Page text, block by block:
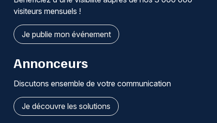
visiteurs mensuels !
Je publie mon événement
Annonceurs
Discutons ensemble de votre communication
Je découvre les solutions